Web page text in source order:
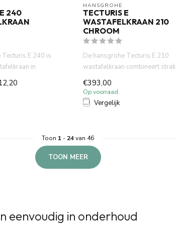
240
E 240 is
in
HANSGROHE
TECTURIS E
WASTAFELKRAAN 210
CHROOM
De hansgrohe Tecturis E 210
wastafelkraan combineert strak
€393,00
Op voorraad
Vergelijk
Toon 1 - 24van 46
TOON MEER
eenvoudig in onderhoud